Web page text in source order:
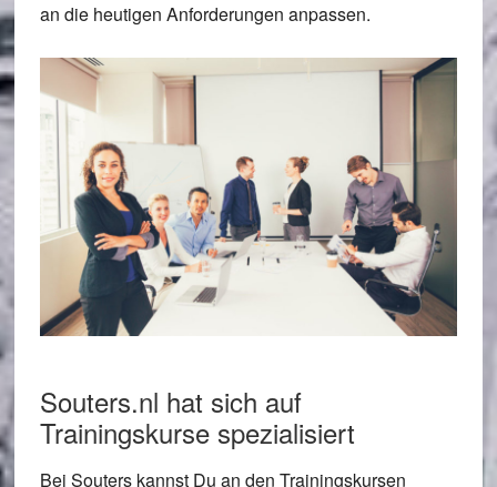
an die heutigen Anforderungen anpassen.
Souters.nl hat sich auf
Trainingskurse spezialisiert
Bei Souters kannst Du an den Trainingskursen